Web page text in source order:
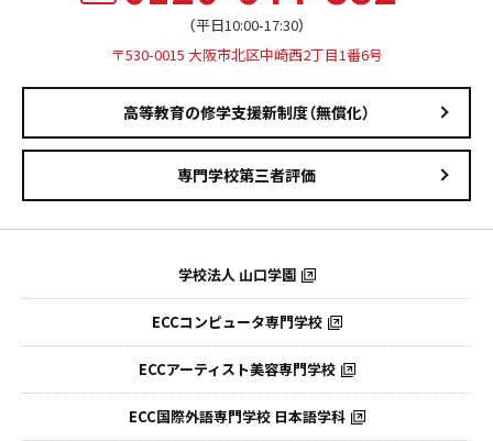
（平日10:00-17:30）
〒530-0015 大阪市北区中崎西2丁目1番6号
高等教育の修学支援新制度（無償化）
専門学校第三者評価
学校法人 山口学園
ECCコンピュータ専門学校
ECCアーティスト美容専門学校
ECC国際外語専門学校 日本語学科